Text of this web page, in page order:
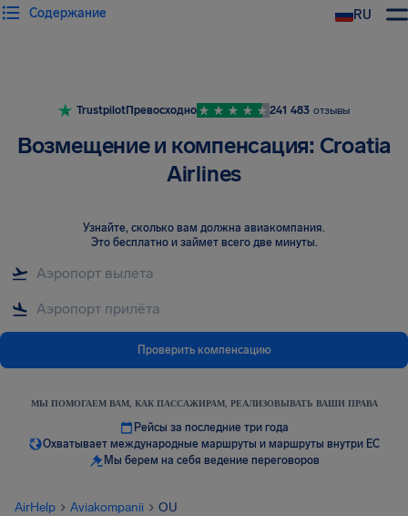
RU
Содержание
TrustpilotПревосходно 241 483 отзывы
Возмещение и компенсация: Croatia
Airlines
Узнайте, сколько вам должна авиакомпания.
Это бесплатно и займет всего две минуты.
Проверить компенсацию
МЫ ПОМОГАЕМ ВАМ, КАК ПАССАЖИРАМ, РЕАЛИЗОВЫВАТЬ ВАШИ ПРАВА
Рейсы за последние три года
Охватывает международные маршруты и маршруты внутри ЕС
Мы берем на себя ведение переговоров
AirHelp Aviakompanii OU